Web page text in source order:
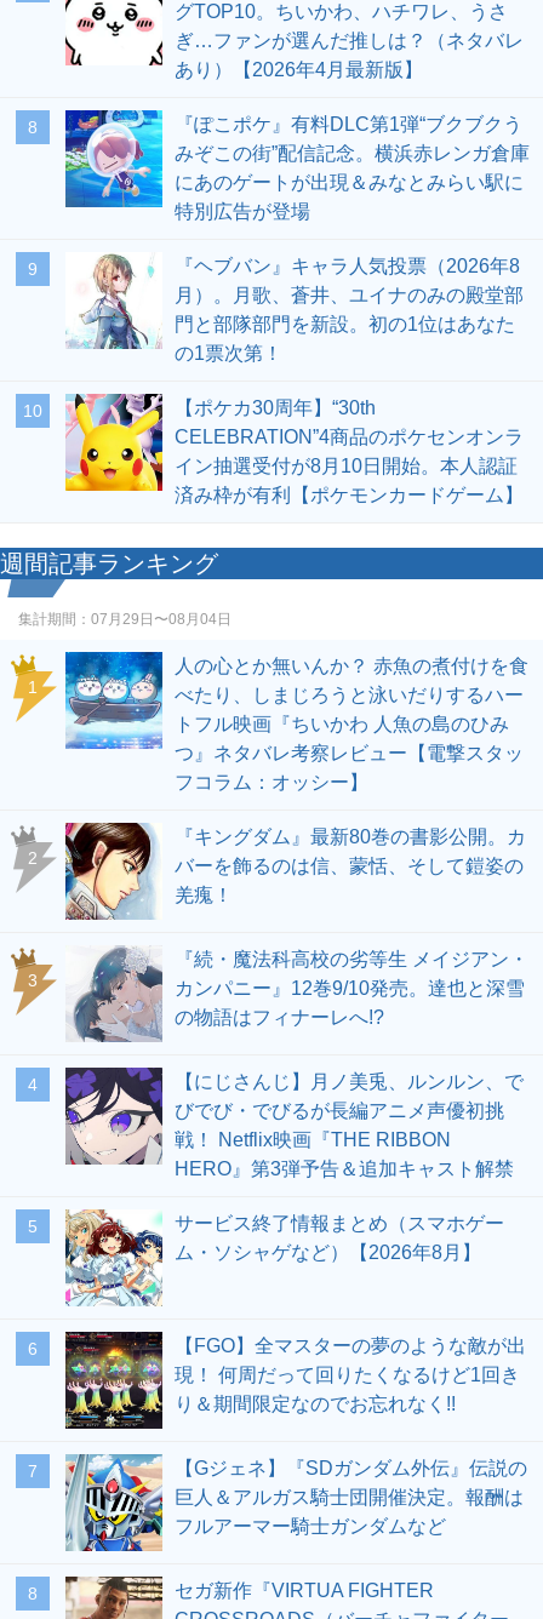
グTOP10。ちいかわ、ハチワレ、うさ
ぎ…ファンが選んだ推しは？（ネタバレ
あり）【2026年4月最新版】
8
『ぽこポケ』有料DLC第1弾“ブクブクう
みぞこの街”配信記念。横浜赤レンガ倉庫
にあのゲートが出現＆みなとみらい駅に
特別広告が登場
9
『ヘブバン』キャラ人気投票（2026年8
月）。月歌、蒼井、ユイナのみの殿堂部
門と部隊部門を新設。初の1位はあなた
の1票次第！
10
【ポケカ30周年】“30th
CELEBRATION”4商品のポケセンオンラ
イン抽選受付が8月10日開始。本人認証
済み枠が有利【ポケモンカードゲーム】
週間記事ランキング
集計期間： 07月29日〜08月04日
1
人の心とか無いんか？ 赤魚の煮付けを食
べたり、しまじろうと泳いだりするハー
トフル映画『ちいかわ 人魚の島のひみ
つ』ネタバレ考察レビュー【電撃スタッ
フコラム：オッシー】
2
『キングダム』最新80巻の書影公開。カ
バーを飾るのは信、蒙恬、そして鎧姿の
羌瘣！
3
『続・魔法科高校の劣等生 メイジアン・
カンパニー』12巻9/10発売。達也と深雪
の物語はフィナーレへ!?
4
【にじさんじ】月ノ美兎、ルンルン、で
びでび・でびるが長編アニメ声優初挑
戦！ Netflix映画『THE RIBBON
HERO』第3弾予告＆追加キャスト解禁
5
サービス終了情報まとめ（スマホゲー
ム・ソシャゲなど）【2026年8月】
6
【FGO】全マスターの夢のような敵が出
現！ 何周だって回りたくなるけど1回き
り＆期間限定なのでお忘れなく!!
7
【Gジェネ】『SDガンダム外伝』伝説の
巨人＆アルガス騎士団開催決定。報酬は
フルアーマー騎士ガンダムなど
8
セガ新作『VIRTUA FIGHTER